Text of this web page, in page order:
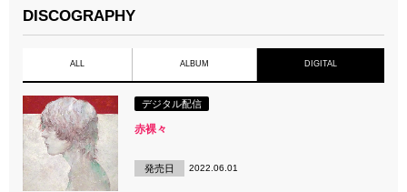
DISCOGRAPHY
ALL ALBUM DIGITAL
デジタル配信
赤裸々
発売日 2022.06.01